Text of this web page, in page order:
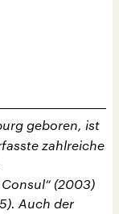
geboren, ist
zahlreiche
(2003)
Auch der